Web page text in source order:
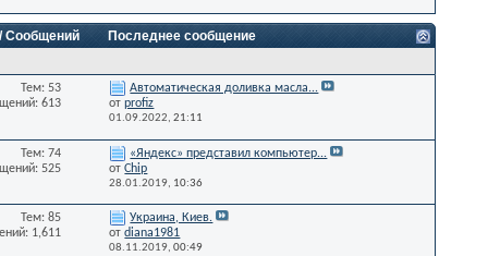
Сообщений
Последнее сообщение
Тем: 53
613
Автоматическая доливка масла...
отprofiz
01.09.2022,21:11
Тем: 74
525
«Яндекс» представил компьютер...
отChip
28.01.2019, 10:36
Тем: 85
1,611
Украина, Киев.
отdiana1981
08.11.2019,00:49